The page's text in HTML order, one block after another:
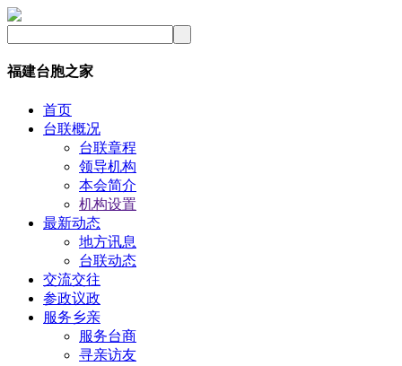
福建台胞之家
首页
台联概况
台联章程
领导机构
本会简介
机构设置
最新动态
地方讯息
台联动态
交流交往
参政议政
服务乡亲
服务台商
寻亲访友